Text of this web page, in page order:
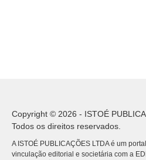
Copyright © 2026 - ISTOÉ
Todos os direitos reservados.
A ISTOÉ PUBLICAÇÕES LTDA é um
vinculação editorial e societária com a